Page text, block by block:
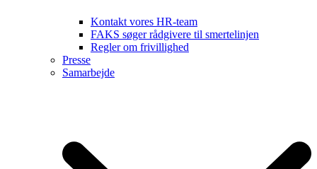
Kontakt vores HR-team
FAKS søger rådgivere til smertelinjen
Regler om frivillighed
Presse
Samarbejde